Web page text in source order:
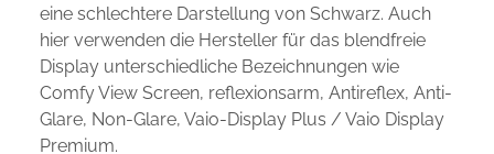
eine schlechtere Darstellung von Schwarz. Auch
hier verwenden die Hersteller für das blendfreie
Display unterschiedliche Bezeichnungen wie
Comfy View Screen, reflexionsarm, Antireflex, Anti-
Glare, Non-Glare, Vaio-Display Plus / Vaio Display
Premium.